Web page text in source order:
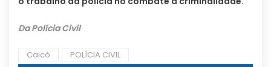
Da Polícia Civil
Caicó POLÍCIA CIVIL